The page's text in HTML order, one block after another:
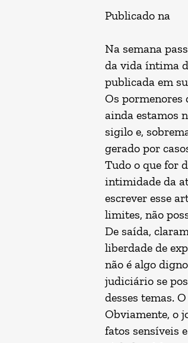
Publicado na
Na semana
da vida íntima
publicada em
Os pormenores
ainda estamos
sigilo e,
gerado por
Tudo o que for
intimidade da
escrever esse
limites, não
De saída,
liberdade de
não é algo
judiciário se
desses temas.
Obviamente, o
fatos sensíveis